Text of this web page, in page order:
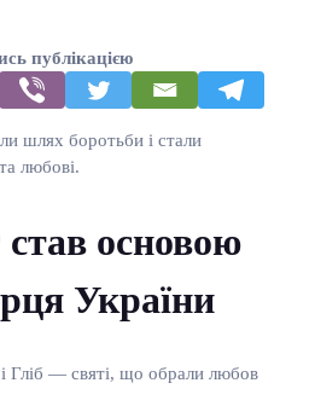
публікацією
шлях боротьби і стали
любові.
став основою
України
Гліб — святі, що обрали любов